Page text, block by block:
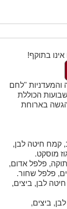
אינו בתוקף!
"לחם
הכוללת
בארוחת
קמח חיטה לבן,
מוסקט.
פלפל אדום,
פלפל שחור.
לבן, ביצים,
ביצים,